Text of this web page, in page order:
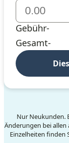
Gebühr-
Gesamt-
Nur Neukunden.
Änderungen bei
Einzelheiten finden